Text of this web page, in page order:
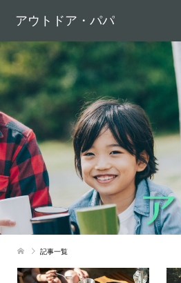
アウトドア・パパ
記事一覧